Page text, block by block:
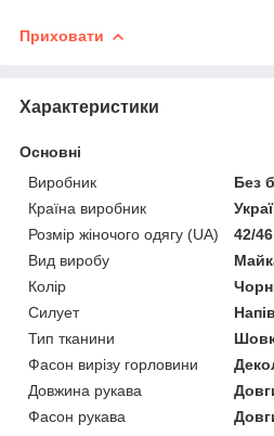
Приховати
Характеристики
Основні
Виробник
Без
Країна виробник
Розмір жіночого одягу (UA)
42/46
Вид виробу
Колір
Силует
Тип тканини
Фасон вирізу горловини
Довжина рукава
Фасон рукава